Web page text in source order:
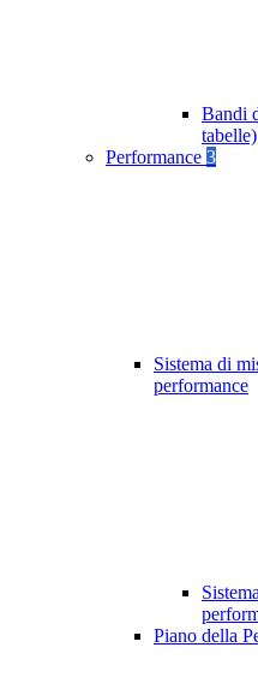
Bandi
tabelle)
Performance 3
Sistema di
performance
Piano della